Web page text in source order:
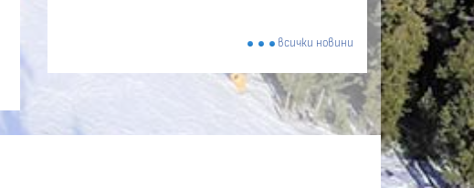
всички новини